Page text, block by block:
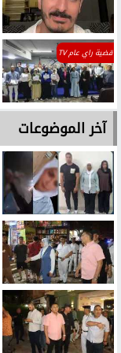
قضية راي عام TV
آخر الموضوعات